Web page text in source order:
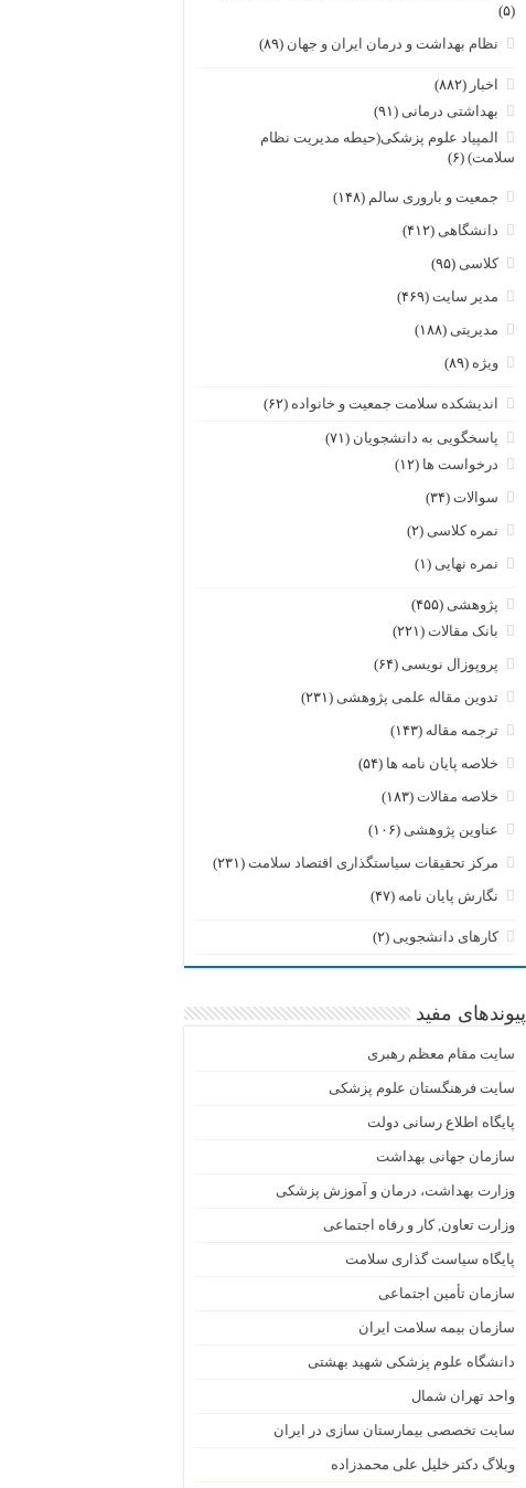
(۵)
نظام بهداشت و درمان ایران و جهان (۸۹)
اخبار (۸۸۲)
بهداشتی درمانی (۹۱)
المپیاد علوم پزشکی(حیطه مدیریت نظام
سلامت) (۶)
جمعیت و باروری سالم (۱۴۸)
دانشگاهی (۴۱۲)
کلاسی (۹۵)
مدیر سایت(۴۶۹)
مدیریتی (۱۸۸)
ویژه (۸۹)
اندیشکده سلامت جمعیت و خانواده (۶۲)
پاسخگویی به دانشجویان (۷۱)
درخواست ها (۱۲)
سوالات(۳۴)
نمره کلاسی (۲)
نمره نهایی (۱)
پژوهشی (۴۵۵)
بانک مقالات(۲۲۱)
پروپوزال نویسی (۶۴)
تدوین مقاله علمی پژوهشی (۲۳۱)
ترجمه مقاله (۱۴۳)
خلاصه پایان نامه ها (۵۴)
خلاصه مقالات(۱۸۳)
عناوین پژوهشی (۱۰۶)
مرکز تحقیقات سیاستگذاری اقتصاد سلامت(۲۳۱)
نگارش پایان نامه (۴۷)
کارهای دانشجویی (۲)
پیوندهای مفید
سایت مقام معظم رهبری
سایت فرهنگستان علوم پزشکی
پایگاه اطلاع رسانی دولت
سازمان جهانی بهداشت
وزارت بهداشت، درمان و آموزش پزشکی
وزارت تعاون, کار و رفاه اجتماعی
پایگاه سیاست گذاری سلامت
سازمان تأمین اجتماعی
سازمان بیمه سلامت ایران
دانشگاه علوم پزشکی شهید بهشتی
واحد تهران شمال
سایت تخصصی بیمارستان سازی در ایران
وبلاگ دکتر خلیل علی محمدزاده